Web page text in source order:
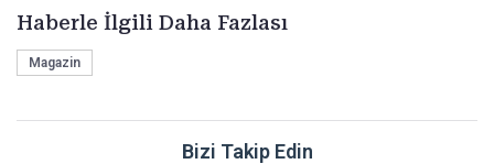
Haberle İlgili Daha Fazlası
Magazin
Bizi Takip Edin